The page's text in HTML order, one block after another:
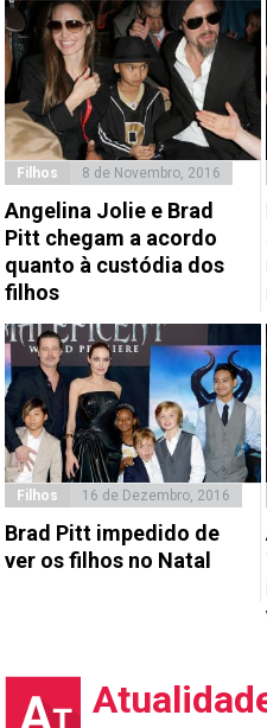
Filhos 8 de Novembro, 2016
Angelina Jolie e Brad
Pitt chegam a acordo
quanto à custódia dos
filhos
Filhos 16 de Dezembro, 2016
Brad Pitt impedido de
ver os filhos no Natal